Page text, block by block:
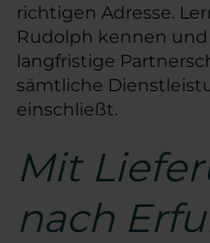
richtigen Adresse.
Rudolph kennen und
langfristige
sämtliche
einschließt.
Mit
nach